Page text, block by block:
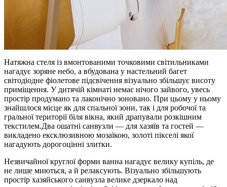
Натяжна стеля із вмонтованими точковими світильниками
нагадує зоряне небо, а вбудована у настельний багет
світодіодне фіолетове підсвічення візуально збільшує висоту
приміщення. У дитячій кімнаті немає нічого зайвого, увесь
простір продумано та лаконічно зоновано. При цьому у ньому
знайшлося місце як для спальної зони, так і для робочої та
гральної території біля вікна, який драпували розкішним
текстилем.Два ошатні санвузли — для хазяїв та гостей —
викладено ексклюзивною мозаїкою, золоті пікселі якої
нагадують дорогоцінні злитки.
Незвичайної круглої форми ванна нагадує велику купіль, де
не лише миються, а й релаксують. Візуально збільшують
простір хазяйського санвузла велике дзеркало над